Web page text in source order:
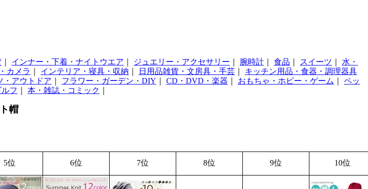
インナー・下着・ナイトウエア ジュエリー・アクセサリー 腕時計 食品 スイーツ
水・
カメラ インテリア・寝具・収納 日用品雑貨・文房具・手芸
キッチン用品・食器・調理器具
・アウトドア フラワー・ガーデン・DIY CD・DVD・楽器 おもちゃ・ホビー・ゲーム
ペッ
ルフ 本・雑誌・コミック
帽
5位 6位 7位 8位 9位 10位